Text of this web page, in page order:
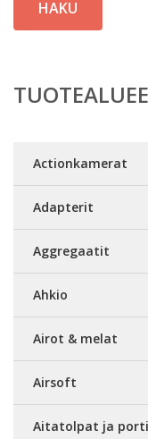
HAKU
Actionkamerat
Adapterit
Aggregaatit
Ahkio
Airot & melat
Airsoft
Aitatolpat ja